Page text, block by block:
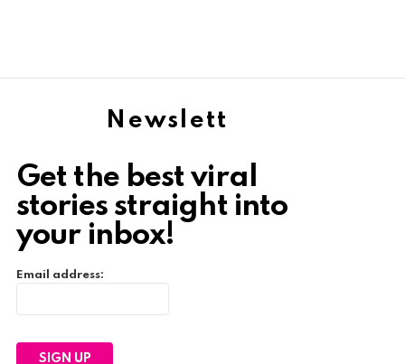
Newslett
Get the best viral
stories straight into
your inbox!
Email address: